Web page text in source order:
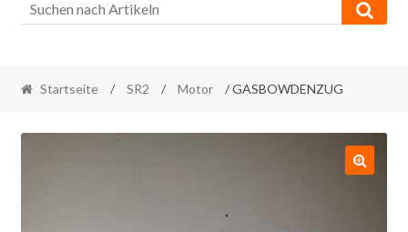
Startseite / SR2 / Motor / GASBOWDENZUG